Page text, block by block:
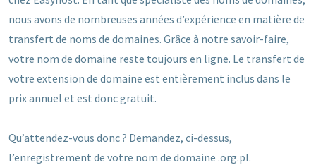
nous avons de nombreuses années d’expérience en matière de
transfert de noms de domaines. Grâce à notre savoir-faire,
votre nom de domaine reste toujours en ligne. Le transfert de
votre extension de domaine est entièrement inclus dans le
prix annuel et est donc gratuit.
Qu’attendez-vous donc ? Demandez, ci-dessus,
l’enregistrement de votre nom de domaine .org.pl.